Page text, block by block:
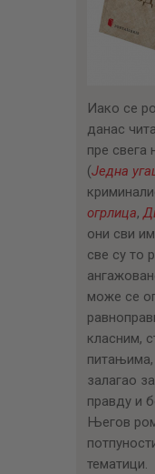
Иако се
данас
пре свега
(Једна
огрлица,
они сви
све су то
може се
класним,
залагао
правду и
Његов
тематици.